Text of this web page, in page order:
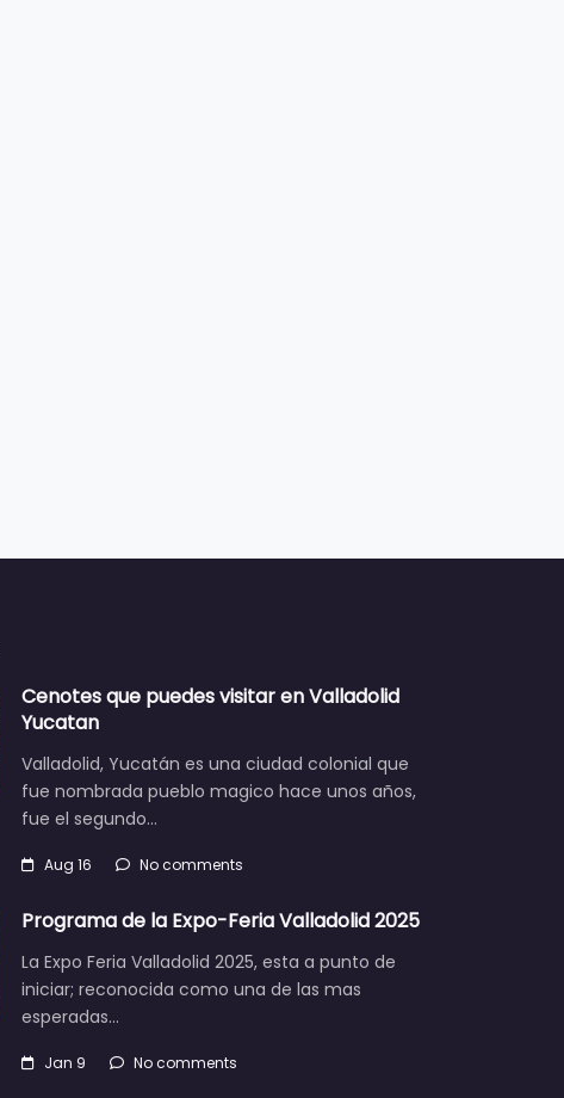
Cenotes que puedes visitar en Valladolid
Yucatan
Valladolid, Yucatán es una ciudad colonial que
fue nombrada pueblo magico hace unos años,
fue el segundo…
Aug 16 No comments
Programa de la Expo-Feria Valladolid 2025
La Expo Feria Valladolid 2025, esta a punto de
iniciar; reconocida como una de las mas
esperadas…
Jan 9 No comments